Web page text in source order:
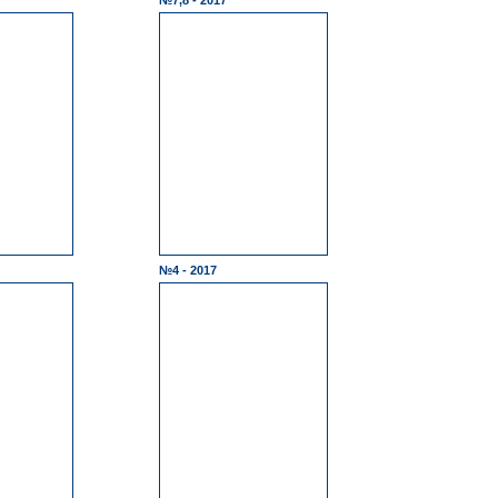
№4 - 2017